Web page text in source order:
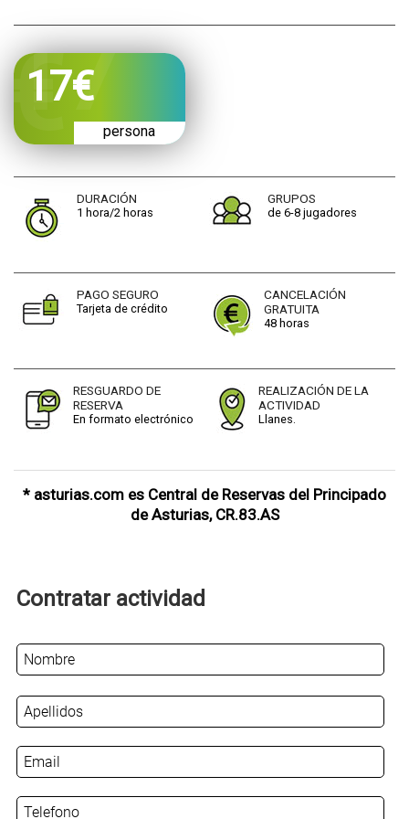
17€
persona
DURACIÓN
1 hora/2 horas
GRUPOS
de 6-8 jugadores
PAGO SEGURO
Tarjeta de crédito
CANCELACIÓN
GRATUITA
48 horas
RESGUARDO DE
RESERVA
En formato electrónico
REALIZACIÓN DE LA
ACTIVIDAD
Llanes.
* asturias.com es Central de Reservas del Principado
de Asturias, CR.83.AS
Contratar actividad
N
o
m
r
e
*
E
m
a
iT